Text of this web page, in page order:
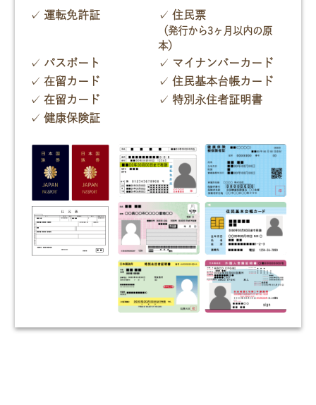
運転免許証 住民票
（発行から3ヶ月以内の原
本）
パスポート
マイナンバーカード
在留カード
住民基本台帳カード
在留カード
特別永住者証明書
健康保険証